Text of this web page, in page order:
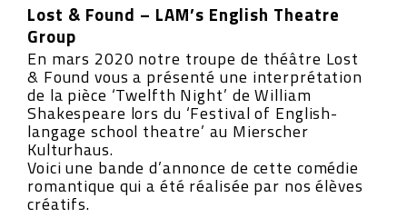
Lost & Found – LAM’s English Theatre
Group
En mars 2020 notre troupe de théâtre Lost
& Found vous a présenté une interprétation
de la pièce ‘Twelfth Night’ de William
Shakespeare lors du ‘Festival of English-
langage school theatre’ au Mierscher
Kulturhaus.
Voici une bande d’annonce de cette comédie
romantique qui a été réalisée par nos élèves
créatifs.